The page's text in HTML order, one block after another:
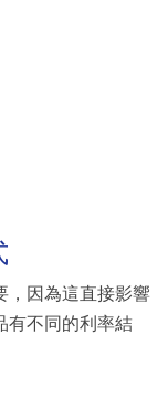
，因為這直接影響
有不同的利率結